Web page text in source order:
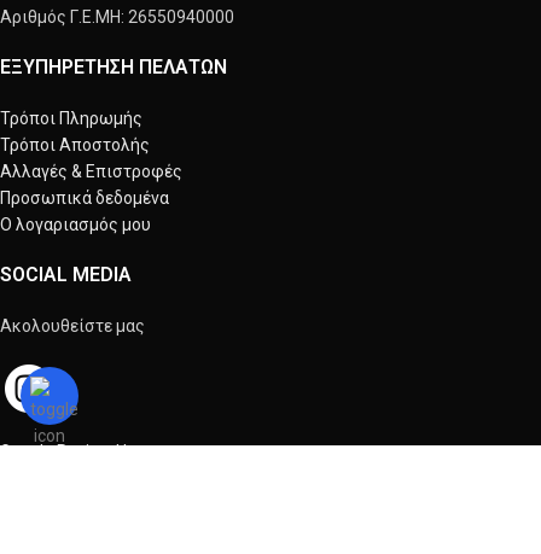
Αριθμός Γ.Ε.ΜΗ: 26550940000
ΕΞΥΠΗΡΕΤΗΣΗ ΠΕΛΑΤΩΝ
Τρόποι Πληρωμής
Τρόποι Αποστολής
Αλλαγές & Επιστροφές
Προσωπικά δεδομένα
Ο λογαριασμός μου
SOCIAL MEDIA
Ακολουθείστε μας
Google Review Us